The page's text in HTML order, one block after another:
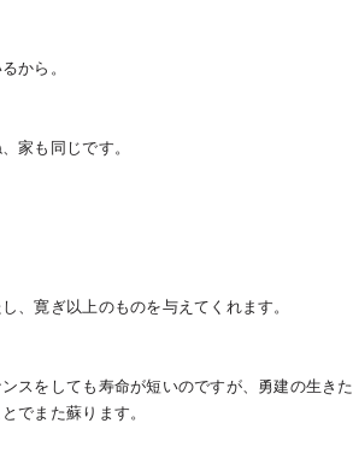
から。
家も同じです。
、寛ぎ以上のものを与えてくれます。
スをしても寿命が短いのですが、勇建の生きた
でまた蘇ります。